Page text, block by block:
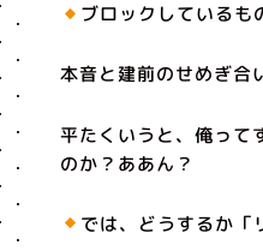
ブロックしているも
本音と建前のせめぎ合
平たくいうと、俺って
のか？ああん？
では、どうするか「